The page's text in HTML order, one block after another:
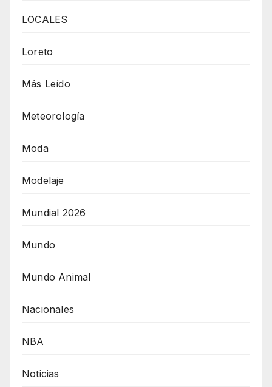
LOCALES
Loreto
Más Leído
Meteorología
Moda
Modelaje
Mundial 2026
Mundo
Mundo Animal
Nacionales
NBA
Noticias